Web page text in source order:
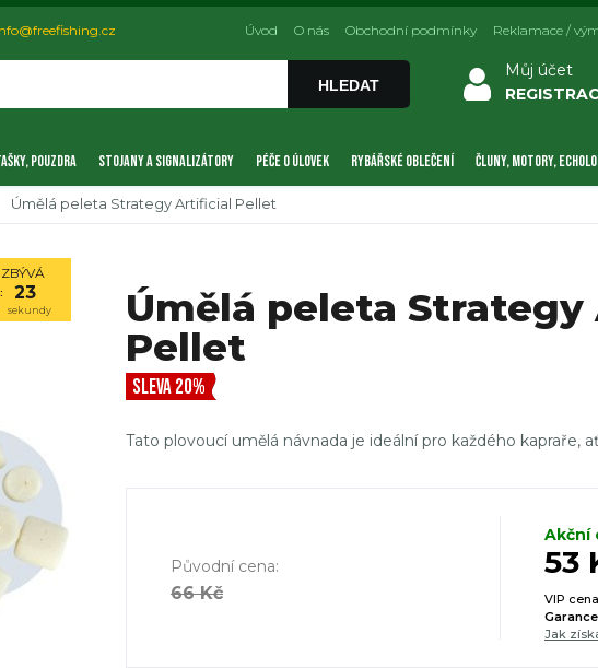
HLEDAT
Můj účet
Úvod O nás Obchodní podmínky Reklamace /
POUZDRA STOJANY A SIGNALIZÁTORY PÉČE O ÚLOVEK RYBÁŘSKÉ OBLEČENÍ ČLUNY, MOTORY,
Úmělá peleta Strategy Artificial Pellet
: 23
sekundy
Úmělá peleta
Pellet
SLEVA 20%
Tato plovoucí umělá návnada je ideální pro každého kapraře,
Původní cena:
66 Kč
Akční
53
VIP
Jak